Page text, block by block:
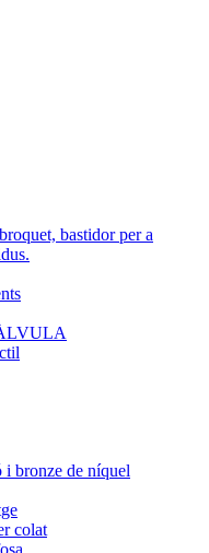
bastidor per a
i bronze de níquel
colat